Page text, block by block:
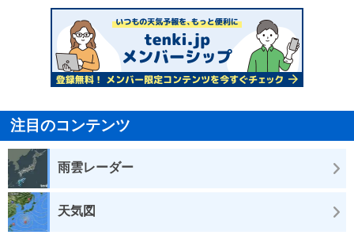
注目のコンテンツ
雨雲レーダー
天気図